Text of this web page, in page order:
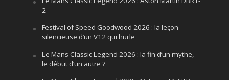
2
Festival of Speed Goodwood 2026 : la leçon
silencieuse d’un V12 qui hurle
Le Mans Classic Legend 2026 : la fin d’un mythe,
le début d’un autre ?